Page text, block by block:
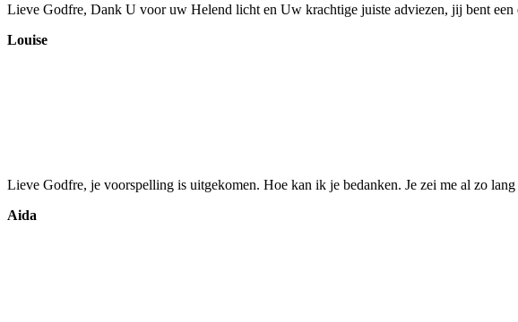
Lieve Godfre, Dank U voor uw Helend licht en Uw krachtige juiste adviezen, jij bent
Louise
Lieve Godfre, je voorspelling is uitgekomen. Hoe kan ik je bedanken. Je zei me al zo
Aida